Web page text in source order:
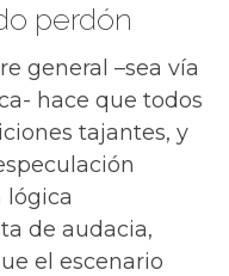
perdón
general –sea vía
hace que todos
tajantes, y
lógica
de audacia,
el escenario